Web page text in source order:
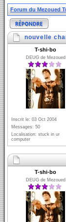
Forum du Mezoued
nouvelle
T-shi-bo
DEUG de Mezoued
Inscrit le: 03 Oct 2004
Messages: 50
Localisation: stuck in ur
computer
T-shi-bo
DEUG de Mezoued